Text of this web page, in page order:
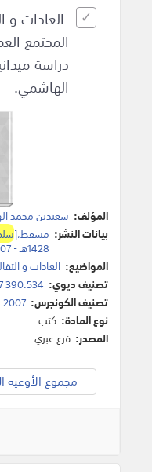
العادات و
المجتمع
دراسة
الهاشمي.
المؤلف: سعيدبن محمد
بيانات النشر: مسقط،[
1428هـ - 2007 م
المواضيع: العادات و
تصنيف ديوي: 390.534 A.S 2007.
تصنيف الكونجرس:
نوع المادة: كتب
المصدر: فرع عبري
مجموع الأوعية